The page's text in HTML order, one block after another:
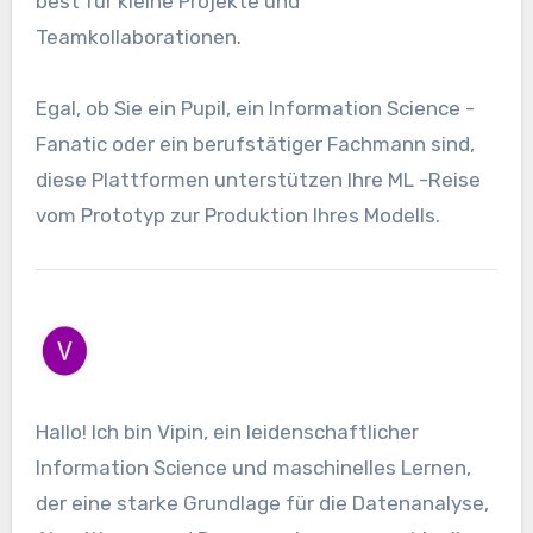
Teamkollaborationen.
Egal, ob Sie ein Pupil, ein Information Science -
Fanatic oder ein berufstätiger Fachmann sind,
diese Plattformen unterstützen Ihre ML -Reise
vom Prototyp zur Produktion Ihres Modells.
Hallo! Ich bin Vipin, ein leidenschaftlicher
Information Science und maschinelles Lernen,
der eine starke Grundlage für die Datenanalyse,